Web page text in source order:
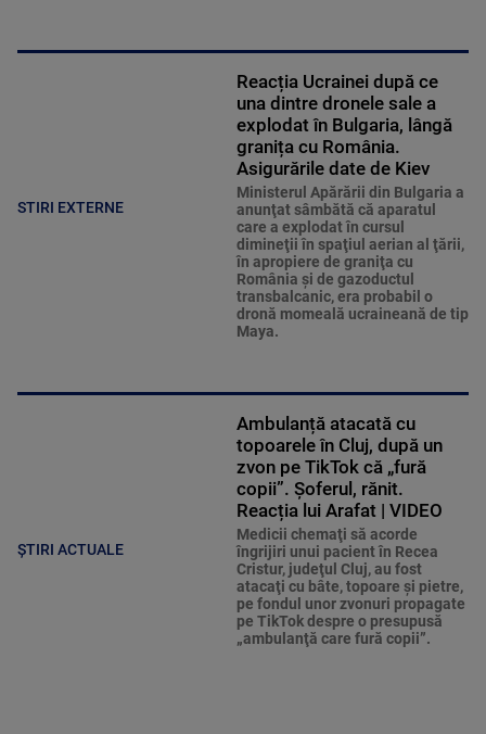
STIRI EXTERNE
Reacția Ucrainei după ce
una dintre dronele sale a
explodat în Bulgaria, lângă
granița cu România.
Asigurările date de Kiev
Ministerul Apărării din Bulgaria a
anunţat sâmbătă că aparatul
care a explodat în cursul
dimineţii în spaţiul aerian al ţării,
în apropiere de graniţa cu
România şi de gazoductul
transbalcanic, era probabil o
dronă momeală ucraineană de tip
Maya.
ȘTIRI ACTUALE
Ambulanță atacată cu
topoarele în Cluj, după un
zvon pe TikTok că „fură
copii”. Șoferul, rănit.
Reacția lui Arafat | VIDEO
Medicii chemaţi să acorde
îngrijiri unui pacient în Recea
Cristur, judeţul Cluj, au fost
atacaţi cu bâte, topoare şi pietre,
pe fondul unor zvonuri propagate
pe TikTok despre o presupusă
„ambulanţă care fură copii”.